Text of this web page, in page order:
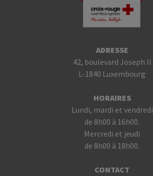
ADRESSE
42, boulevard Joseph II
L-1840 Luxembourg
HORAIRES
Lundi, mardi et vendredi
de 8h00 à 16h00.
Mercredi et jeudi
de 8h00 à 18h00.
CONTACT